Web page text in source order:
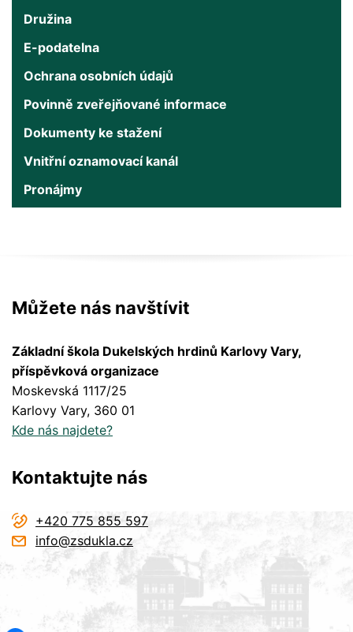
Družina
E-podatelna
Ochrana osobních údajů
Povinně zveřejňované informace
Dokumenty ke stažení
Vnitřní oznamovací kanál
Pronájmy
Můžete nás navštívit
Základní škola Dukelských hrdinů Karlovy Vary,
příspěvková organizace
Moskevská 1117/25
Karlovy Vary, 360 01
Kde nás najdete?
Kontaktujte nás
+420 775 855 597
info@zsdukla.cz